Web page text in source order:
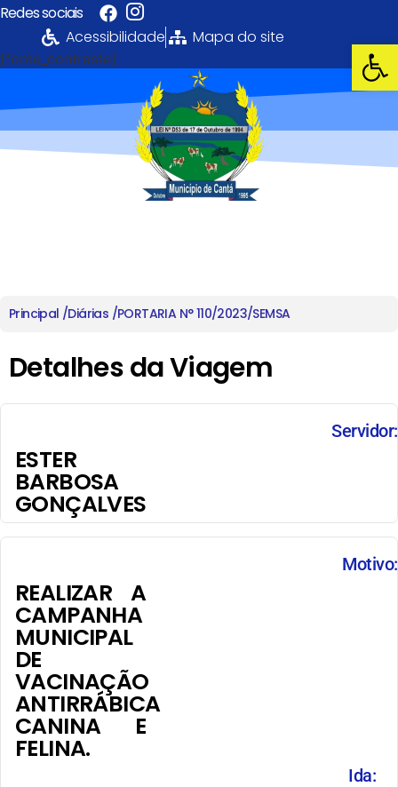
Abrir
Redes sociais
Acessibilidade
Mapa do site
[fonte_contraste]
Principal /Diárias /PORTARIA N° 110/2023/SEMSA
Detalhes da Viagem
Servidor:
ESTER
BARBOSA
GONÇALVES
Motivo:
REALIZAR A
CAMPANHA
MUNICIPAL
DE
VACINAÇÃO
ANTIRRÁBICA
CANINA E
FELINA.
Ida: